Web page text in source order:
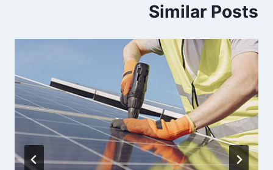
Similar Posts